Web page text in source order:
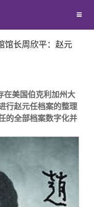
馆长周欣平：赵元
在美国伯克利加州大
行赵元任档案的整理
的全部档案数字化并